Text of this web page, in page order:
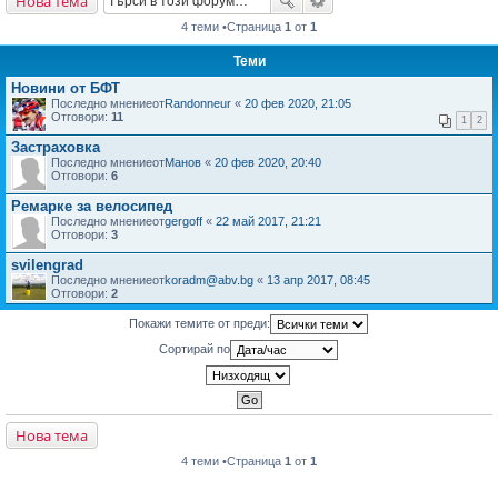
4 теми •Страница 1 от 1
Теми
Новини от БФТ
Последно мнениеотRandonneur « 20 фев 2020, 21:05
Отговори: 11 1 2
Застраховка
Последно мнениеотМанов « 20 фев 2020, 20:40
Отговори: 6
Ремарке за велосипед
Последно мнениеотgergoff « 22 май 2017, 21:21
Отговори: 3
svilengrad
Последно мнениеотkoradm@abv.bg « 13 апр 2017, 08:45
Отговори: 2
Покажи темите от преди:
Сортирай по
Нова тема
4 теми •Страница 1 от 1